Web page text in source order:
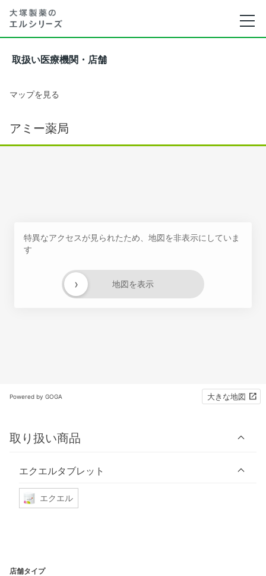
取扱い医療機関・店舗
マップを見る
アミー薬局
特異なアクセスが見られたため、地図を非表示にしていま
す
地図を表示
›
Powered by GOGA 大きな地図
取り扱い商品
エクエルタブレット
エクエル
店舗タイプ